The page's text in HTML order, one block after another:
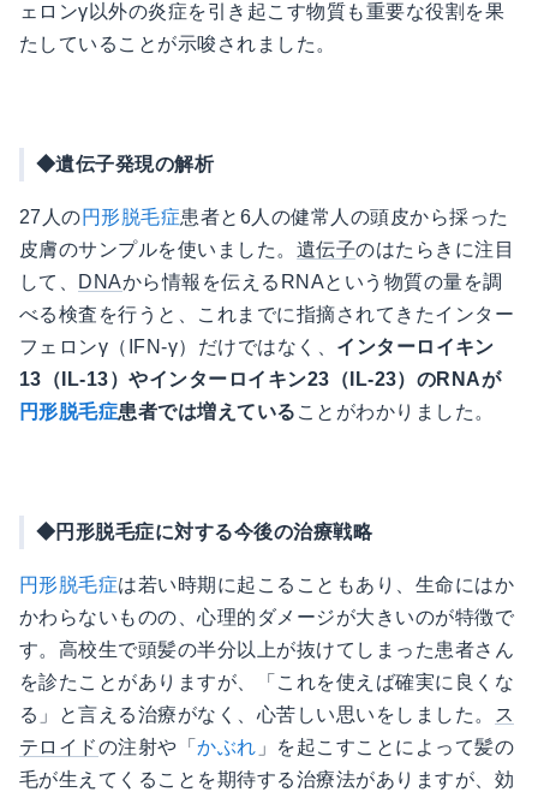
ェロンγ以外の炎症を引き起こす物質も重要な役割を果
たしていることが示唆されました。
◆遺伝子発現の解析
27人の円形脱毛症患者と6人の健常人の頭皮から採った
皮膚のサンプルを使いました。 遺伝子のはたらきに注目
して、 DNAから情報を伝えるRNAという物質の量を調
べる検査を行うと、これまでに指摘されてきたインター
フェロンγ（IFN-γ）だけではなく、 インターロイキン
13（IL-13）やインターロイキン23（IL-23）のRNAが
円形脱毛症患者では増えている ことがわかりました。
◆円形脱毛症に対する今後の治療戦略
円形脱毛症は若い時期に起こることもあり、生命にはか
かわらないものの、心理的ダメージが大きいのが特徴で
す。高校生で頭髪の半分以上が抜けてしまった患者さん
を診たことがありますが、「これを使えば確実に良くな
る」と言える治療がなく、心苦しい思いをしました。 ス
テロイドの注射や「かぶれ 」を起こすことによって髪の
毛が生えてくることを期待する治療法がありますが、効